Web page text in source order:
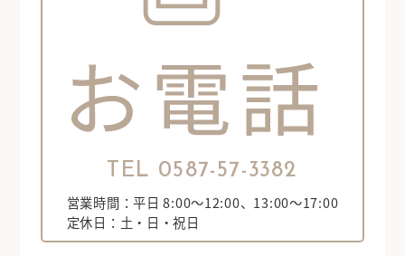
TEL 0587-57-3382
営業時間：平日 8:00～12:00、13:00～17:00
定休日：土・日・祝日